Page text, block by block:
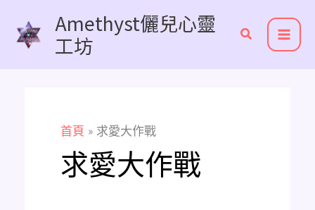
Amethyst儷兒心靈
工坊
首頁 求愛大作戰
求愛大作戰